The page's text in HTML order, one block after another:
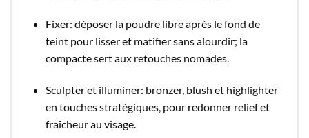
Fixer: déposer la poudre libre après le fond de
teint pour lisser et matifier sans alourdir; la
compacte sert aux retouches nomades.​
Sculpter et illuminer: bronzer, blush et highlighter
en touches stratégiques, pour redonner relief et
fraîcheur au visage.​